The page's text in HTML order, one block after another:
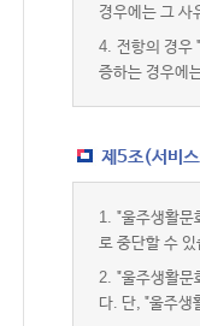
경우에는 그 사
4. 전항의 경우
증하는 경우에
제5조(서비
1. "울주생활문
로 중단할 수
2. "울주생활문
다. 단, "울주생